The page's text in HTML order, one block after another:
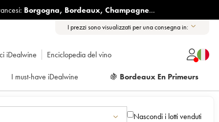
Borgogna, Bordeaux, Champagne...
I prezzi sono visualizzati per una consegna in:
iDealwine Enciclopedia del vino
I must-have iDealwine 🍇 Bordeaux En Primeurs
Nascondi i lotti venduti